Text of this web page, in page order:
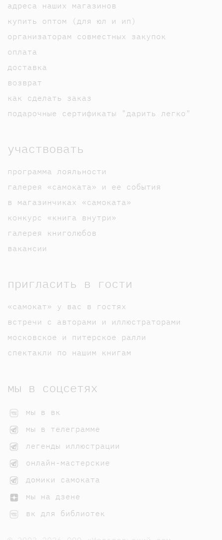
адреса наших магазинов
купить оптом (для юл и ип)
организаторам совместных закупок
оплата
доставка
возврат
как сделать заказ
подарочные сертификаты "дарить легко"
участвовать
программа лояльности
галерея «самоката» и ее события
в магазинчиках «самоката»
конкурс «книга внутри»
галерея книголюбов
вакансии
пригласить в гости
«самокат» у вас в гостях
встречи с авторами и иллюстраторами
московское и питерское ралли
спектакли по нашим книгам
мы в соцсетях
мы в вк
мы в телеграмме
легенды иллюстрации
онлайн-мастерские
домики самоката
мы на дзене
вк для библиотек